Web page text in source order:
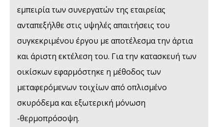
εμπειρία των συνεργατών της εταιρείας
ανταπεξήλθε στις υψηλές απαιτήσεις του
συγκεκριμένου έργου με αποτέλεσμα την άρτια
και άριστη εκτέλεση του. Για την κατασκευή των
οικίσκων εφαρμόστηκε η μέθοδος των
μεταφερόμενων τοιχίων από οπλισμένο
σκυρόδεμα και εξωτερική μόνωση
-θερμοπρόσοψη.